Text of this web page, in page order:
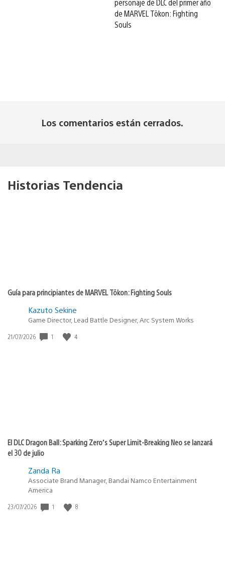
personaje de DLC del primer año
de MARVEL Tōkon: Fighting
Souls
Los comentarios están cerrados.
Historias Tendencia
Guía para principiantes de MARVEL Tōkon: Fighting Souls
Kazuto Sekine
Game Director, Lead Battle Designer, Arc System Works
Fecha
21/07/2026 1 4
El DLC Dragon Ball: Sparking Zero’s Super Limit-Breaking Neo se lanzará
el 30 de julio
Zanda Ra
Associate Brand Manager, Bandai Namco Entertainment
America
Fecha
23/07/2026 1 8